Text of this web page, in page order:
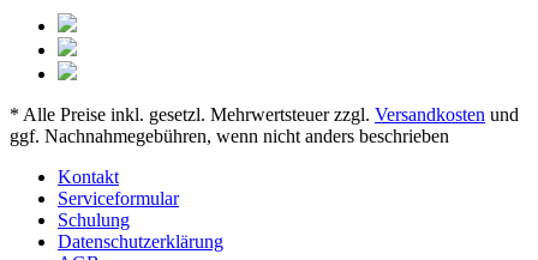
* Alle Preise inkl. gesetzl. Mehrwertsteuer zzgl. Versandkosten und
ggf. Nachnahmegebühren, wenn nicht anders beschrieben
Kontakt
Serviceformular
Schulung
Datenschutzerklärung